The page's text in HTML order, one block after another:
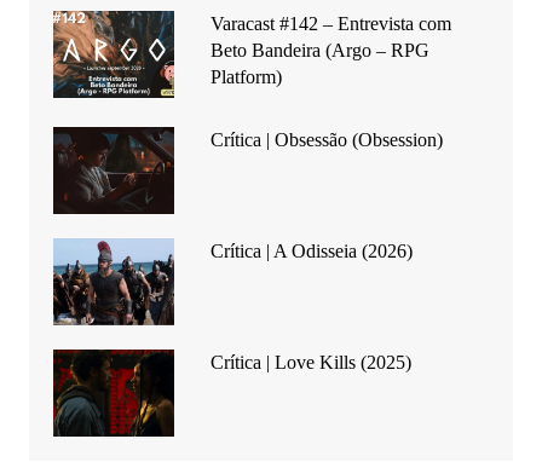
Varacast #142 – Entrevista com
Beto Bandeira (Argo – RPG
Platform)
Crítica | Obsessão (Obsession)
Crítica | A Odisseia (2026)
Crítica | Love Kills (2025)